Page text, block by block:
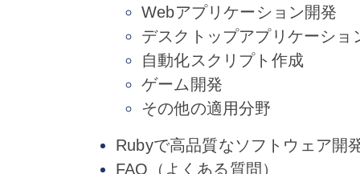
Webアプリケーション開発
デスクトップアプリケーショ
自動化スクリプト作成
ゲーム開発
その他の適用分野
Rubyで高品質なソフトウェア開
FAQ（よくある質問）